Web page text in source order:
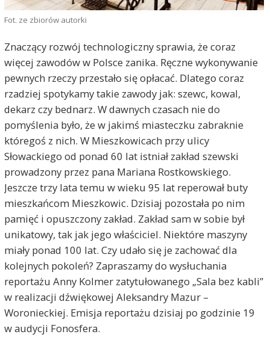
Fot. ze zbiorów autorki
Znaczący rozwój technologiczny sprawia, że coraz
więcej zawodów w Polsce zanika. Ręczne wykonywanie
pewnych rzeczy przestało się opłacać. Dlatego coraz
rzadziej spotykamy takie zawody jak: szewc, kowal,
dekarz czy bednarz. W dawnych czasach nie do
pomyślenia było, że w jakimś miasteczku zabraknie
któregoś z nich. W Mieszkowicach przy ulicy
Słowackiego od ponad 60 lat istniał zakład szewski
prowadzony przez pana Mariana Rostkowskiego.
Jeszcze trzy lata temu w wieku 95 lat reperował buty
mieszkańcom Mieszkowic. Dzisiaj pozostała po nim
pamięć i opuszczony zakład. Zakład sam w sobie był
unikatowy, tak jak jego właściciel. Niektóre maszyny
miały ponad 100 lat. Czy udało się je zachować dla
kolejnych pokoleń? Zapraszamy do wysłuchania
reportażu Anny Kolmer zatytułowanego „Sala bez kabli”
w realizacji dźwiękowej Aleksandry Mazur –
Woronieckiej. Emisja reportażu dzisiaj po godzinie 19
w audycji Fonosfera.